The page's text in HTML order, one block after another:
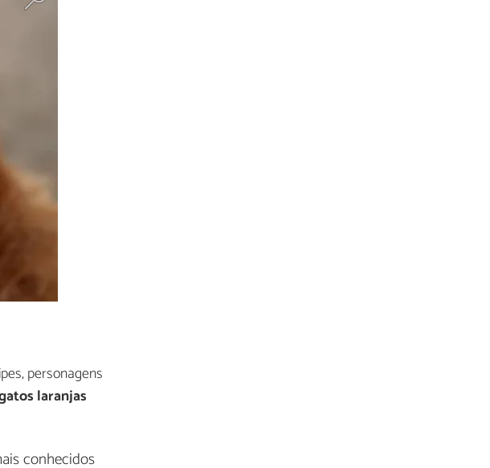
personagens
laranjas
conhecidos